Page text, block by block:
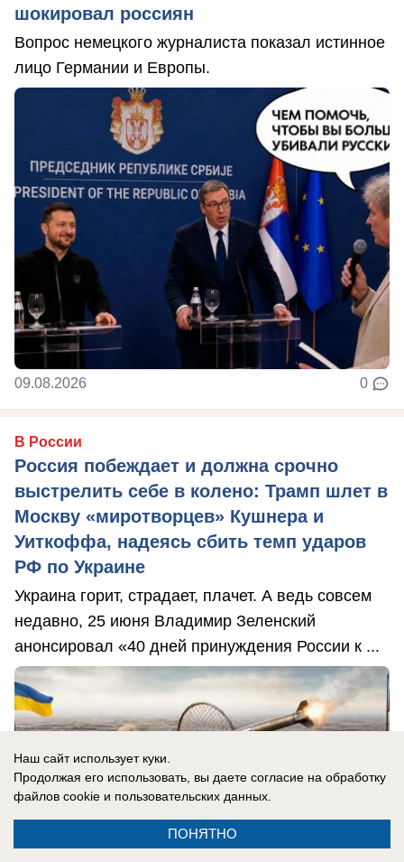
шокировал россиян
Вопрос немецкого журналиста показал истинное
лицо Германии и Европы.
09.08.2026 0
В России
Россия побеждает и должна срочно
выстрелить себе в колено: Трамп шлет в
Москву «миротворцев» Кушнера и
Уиткоффа, надеясь сбить темп ударов
РФ по Украине
Украина горит, страдает, плачет. А ведь совсем
недавно, 25 июня Владимир Зеленский
анонсировал «40 дней принуждения России к ...
Наш сайт использует куки.
Продолжая его использовать, вы даете согласие на обработку
файлов cookie и пользовательских данных.
ПОНЯТНО